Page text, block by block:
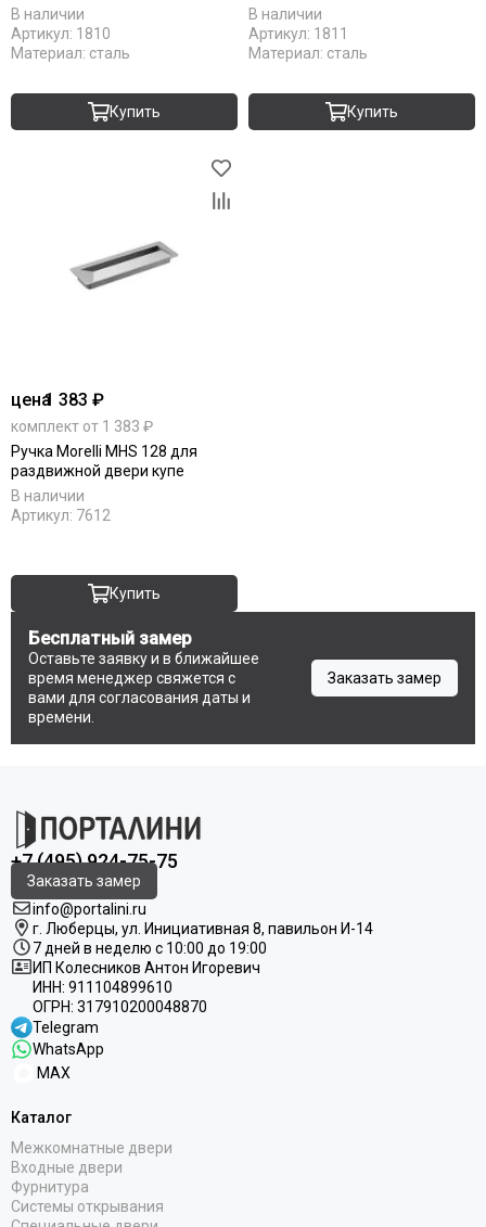
В наличии
Артикул: 1810
Материал: сталь
Купить
В наличии
Артикул: 1811
Материал: сталь
Купить
цена1 383 ₽
комплект от 1 383 ₽
Ручка Morelli MHS 128 для
раздвижной двери купе
В наличии
Артикул: 7612
Купить
Бесплатный замер
Оставьте заявку и в ближайшее
время менеджер свяжется с
вами для согласования даты и
времени.
Заказать замер
+7 (495) 924-75-75
Заказать замер
info@portalini.ru
г. Люберцы, ул. Инициативная 8, павильон И-14
7 дней в неделю с 10:00 до 19:00
ИП Колесников Антон Игоревич
ИНН: 911104899610
ОГРН: 317910200048870
Telegram
WhatsApp
MAX
Каталог
Межкомнатные двери
Входные двери
Фурнитура
Системы открывания